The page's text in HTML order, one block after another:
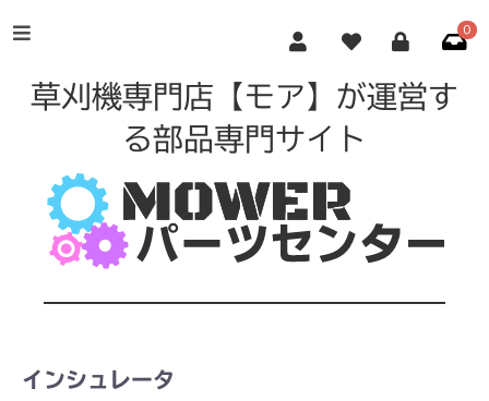
0
草刈機専門店【モア】が運営す
る部品専門サイト
インシュレータ